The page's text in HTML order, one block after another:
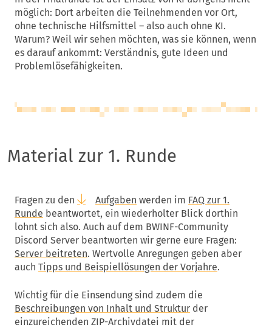
möglich: Dort arbeiten die Teilnehmenden vor Ort,
ohne technische Hilfsmittel – also auch ohne KI.
Warum? Weil wir sehen möchten, was sie können, wenn
es darauf ankommt: Verständnis, gute Ideen und
Problemlösefähigkeiten.
Material zur 1. Runde
Fragen zu den Aufgaben werden im FAQ zur 1.
Runde beantwortet, ein wiederholter Blick dorthin
lohnt sich also. Auch auf dem BWINF-Community
Discord Server beantworten wir gerne eure Fragen:
Server beitreten. Wertvolle Anregungen geben aber
auch Tipps und Beispiellösungen der Vorjahre.
Wichtig für die Einsendung sind zudem die
Beschreibungen von Inhalt und Struktur der
einzureichenden ZIP-Archivdatei mit der